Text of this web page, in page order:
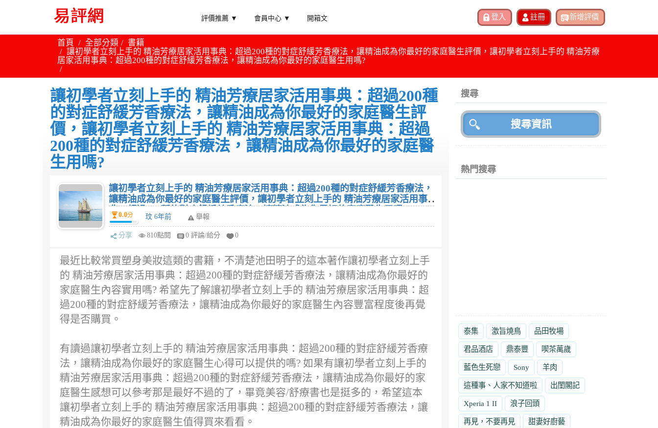
評價推薦 ▼ 會員中心 ▼ 開箱文
首頁 全部分類
書籍
讓初學者立刻上手的 精油芳療居家活用事典：超過200種的對症舒緩芳香療法，讓精油成為你最好的家庭醫生評價，讓初學者立刻上手的 精油芳療
居家活用事典：超過200種的對症舒緩芳香療法，讓精油成為你最好的家庭醫生用嗎?
讓初學者立刻上手的 精油芳療居家活用事典：超過200種
的對症舒緩芳香療法，讓精油成為你最好的家庭醫生評
價，讓初學者立刻上手的 精油芳療居家活用事典：超過
200種的對症舒緩芳香療法，讓精油成為你最好的家庭醫
生用嗎?
讓初學者立刻上手的 精油芳療居家活用事典：超過200種的對症舒緩芳香療法，
讓精油成為你最好的家庭醫生評價，讓初學者立刻上手的 精油芳療居家活用事
典：超過200種的對症舒緩芳香療法，讓精油成為你最好的家庭醫生用嗎?
0.0分 玟 6年前 舉報
分享 810點閱 0 評論/給分 0
最近比較常買塑身美妝這類的書籍，不清楚池田明子的這本著作讓初學者立刻上手
的 精油芳療居家活用事典：超過200種的對症舒緩芳香療法，讓精油成為你最好的
家庭醫生內容實用嗎? 希望先了解讓初學者立刻上手的 精油芳療居家活用事典：超
過200種的對症舒緩芳香療法，讓精油成為你最好的家庭醫生內容豐富程度後再覺
得是否購買。
有讀過讓初學者立刻上手的 精油芳療居家活用事典：超過200種的對症舒緩芳香療
法，讓精油成為你最好的家庭醫生心得可以提供的嗎? 如果有讓初學者立刻上手的
精油芳療居家活用事典：超過200種的對症舒緩芳香療法，讓精油成為你最好的家
庭醫生感想可以參考那是最好不過的了，畢竟美容/舒療書也是挺多的，希望這本
讓初學者立刻上手的 精油芳療居家活用事典：超過200種的對症舒緩芳香療法，讓
精油成為你最好的家庭醫生值得買來看看。
搜尋
熱門搜尋
泰集 激旨燒鳥 品田牧場
君品酒店 鼎泰豐 喫茶萬歲
藍色生死戀 Sony 羊肉
這種事、人家不知道啦 出閨閣記
Xperia 1 II 浪子回頭
再見，不要再見 甜妻好廚藝